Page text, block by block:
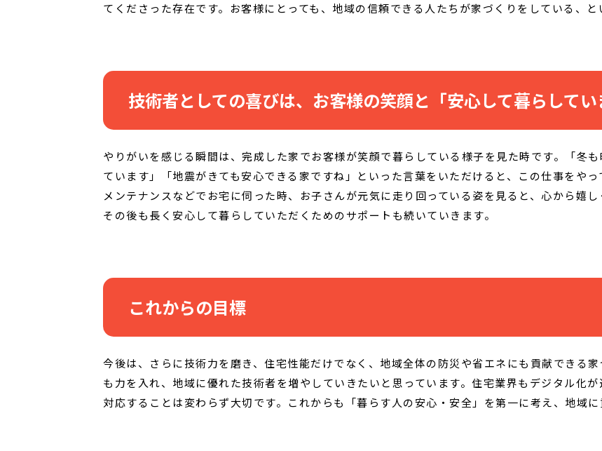
てくださった存在です。お客様にとっても、地域の信頼できる人たちが家づくりをしている、と
技術者としての喜びは、お客様の笑顔と「安心して暮らして
やりがいを感じる瞬間は、完成した家でお客様が笑顔で暮らしている様子を見た時です。「冬
ています」「地震がきても安心できる家ですね」といった言葉をいただけると、この仕事をや
メンテナンスなどでお宅に伺った時、お子さんが元気に走り回っている姿を見ると、心から嬉
その後も長く安心して暮らしていただくためのサポートも続いていきます。
これからの目標
今後は、さらに技術力を磨き、住宅性能だけでなく、地域全体の防災や省エネにも貢献できる
も力を入れ、地域に優れた技術者を増やしていきたいと思っています。住宅業界もデジタル化が
対応することは変わらず大切です。これからも「暮らす人の安心・安全」を第一に考え、地域に